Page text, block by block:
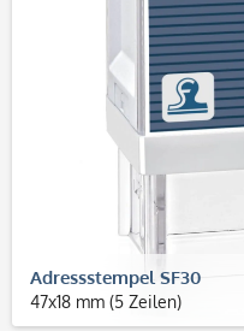
Adressstempel SF30
47x18 mm (5 Zeilen)